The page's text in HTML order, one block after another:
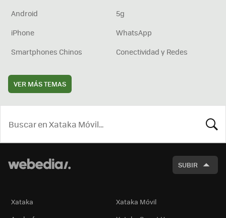
Android
5g
iPhone
WhatsApp
Smartphones Chinos
Conectividad y Redes
VER MÁS TEMAS
SUBIR
Xataka
Xataka Móvil